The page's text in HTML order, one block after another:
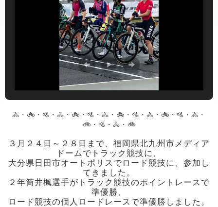
🚴・🚲・🚵・🚴・🚲・🚵・🚴・🚲・🚵・🚴・🚲・🚵・🚴・
🚲・🚵・🚴・🚲
３月２４日～２８日まで、福岡県北九州市メディア
ドームでトラック競技に、
大分県日田市オートポリスでロード競技に、参加し
てきました。
２年筒井楓選手がトラック競技のポイントレースで
準優勝、
ロード競技の個人ロードレースで準優勝しました。